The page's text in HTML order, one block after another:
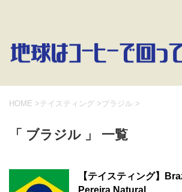
HOME >テイスティング >ブラジル >
「 ブラジル 」 一覧
【テイスティング】